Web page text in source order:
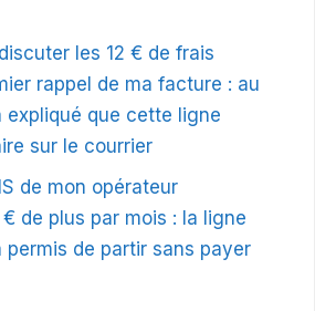
les 12 € de frais
rappel de ma facture : au
expliqué que cette ligne
sur le courrier
de mon opérateur
de plus par mois : la ligne
permis de partir sans payer